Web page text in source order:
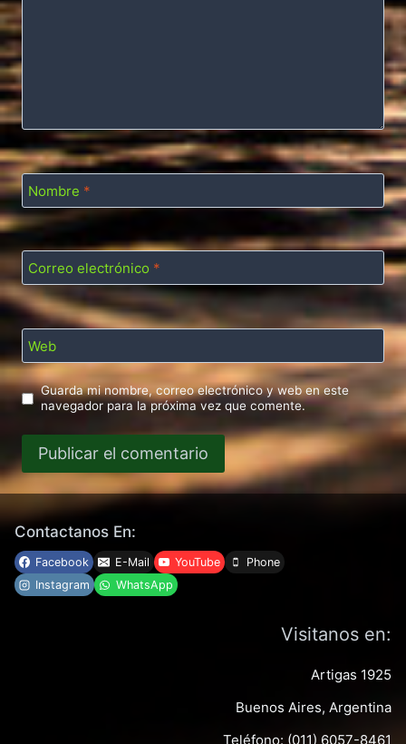
Nombre *
Correo electrónico *
Web
Guarda mi nombre, correo electrónico y web en este
navegador para la próxima vez que comente.
Contactanos En:
Facebook E-Mail YouTube
Phone
Instagram
WhatsApp
Visitanos en:
Artigas 1925
Buenos Aires, Argentina
Teléfono: (011) 6057-8461